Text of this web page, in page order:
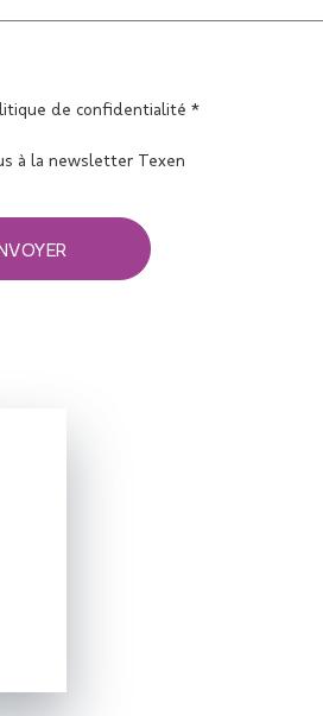
de confidentialité *
à la newsletter Texen